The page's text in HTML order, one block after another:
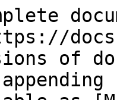
of